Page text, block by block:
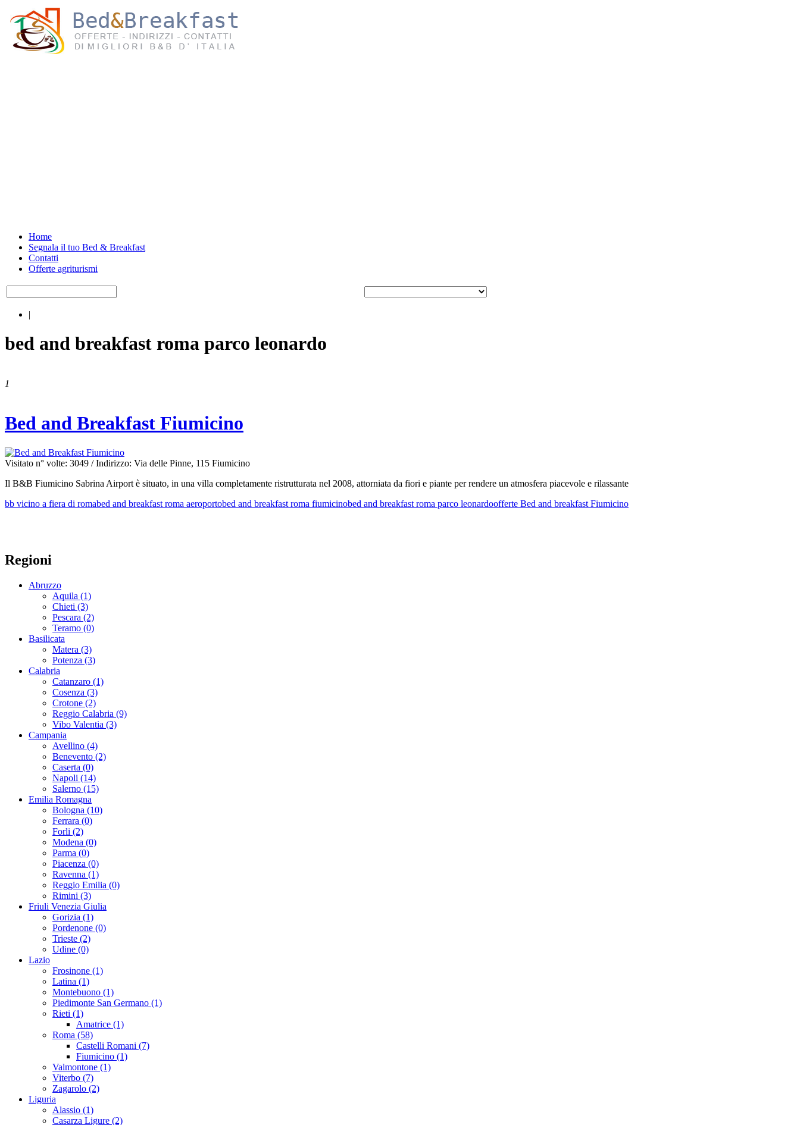
Home
Segnala il tuo Bed & Breakfast
Contatti
Offerte agriturismi
|
bed and breakfast roma parco leonardo
1
Bed and Breakfast Fiumicino
Visitato n° volte: 3049 / Indirizzo: Via delle Pinne, 115 Fiumicino
Il B&B Fiumicino Sabrina Airport è situato, in una villa completamente ristrutturata nel 2008, attorniata da fiori e piante per rendere un atmosfera piacevole e rilassante
bb vicino a fiera di romabed and breakfast roma aeroportobed and breakfast roma fiumicinobed and breakfast roma parco leonardoofferte Bed and breakfast Fiumicino
Regioni
Abruzzo
Aquila (1)
Chieti (3)
Pescara (2)
Teramo (0)
Basilicata
Matera (3)
Potenza (3)
Calabria
Catanzaro (1)
Cosenza (3)
Crotone (2)
Reggio Calabria (9)
Vibo Valentia (3)
Campania
Avellino (4)
Benevento (2)
Caserta (0)
Napoli (14)
Salerno (15)
Emilia Romagna
Bologna (10)
Ferrara (0)
Forli (2)
Modena (0)
Parma (0)
Piacenza (0)
Ravenna (1)
Reggio Emilia (0)
Rimini (3)
Friuli Venezia Giulia
Gorizia (1)
Pordenone (0)
Trieste (2)
Udine (0)
Lazio
Frosinone (1)
Latina (1)
Montebuono (1)
Piedimonte San Germano (1)
Rieti (1)
Amatrice (1)
Roma (58)
Castelli Romani (7)
Fiumicino (1)
Valmontone (1)
Viterbo (7)
Zagarolo (2)
Liguria
Alassio (1)
Casarza Ligure (2)